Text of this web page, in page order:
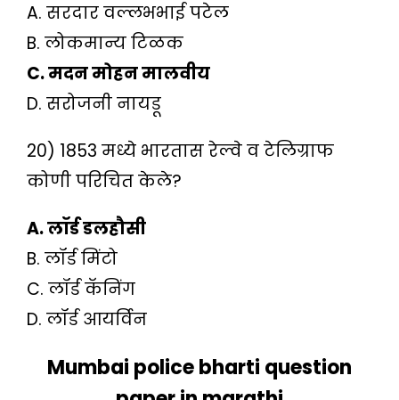
A. सरदार वल्लभभाई पटेल
B. लोकमान्य टिळक
C. मदन मोहन मालवीय
D. सरोजनी नायडू
20) 1853 मध्ये भारतास रेल्वे व टेलिग्राफ
कोणी परिचित केले?
A. लॉर्ड डलहौसी
B. लॉर्ड मिंटो
C. लॉर्ड कॅनिंग
D. लॉर्ड आयर्विन
Mumbai police bharti question